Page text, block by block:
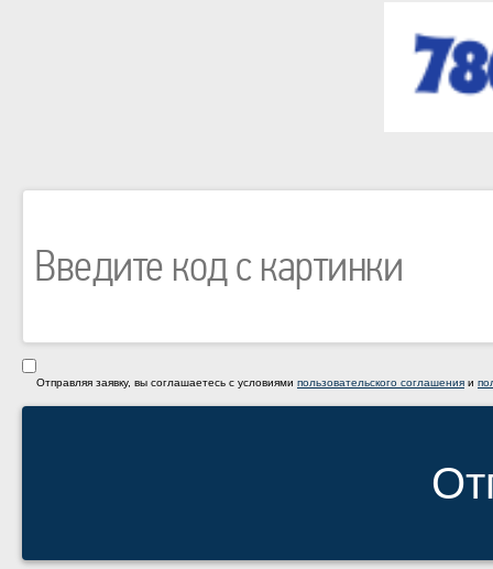
Отправляя заявку, вы соглашаетесь с условиями пользовательского соглашения и